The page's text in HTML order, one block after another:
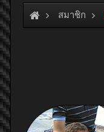
สมาชิก